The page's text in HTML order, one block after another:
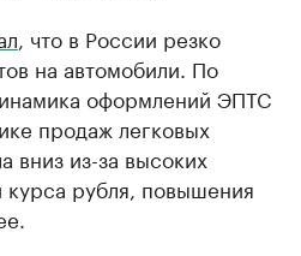
, что в России резко
на автомобили. По
оформлений ЭПТС
продаж легковых
вниз из-за высоких
курса рубля, повышения